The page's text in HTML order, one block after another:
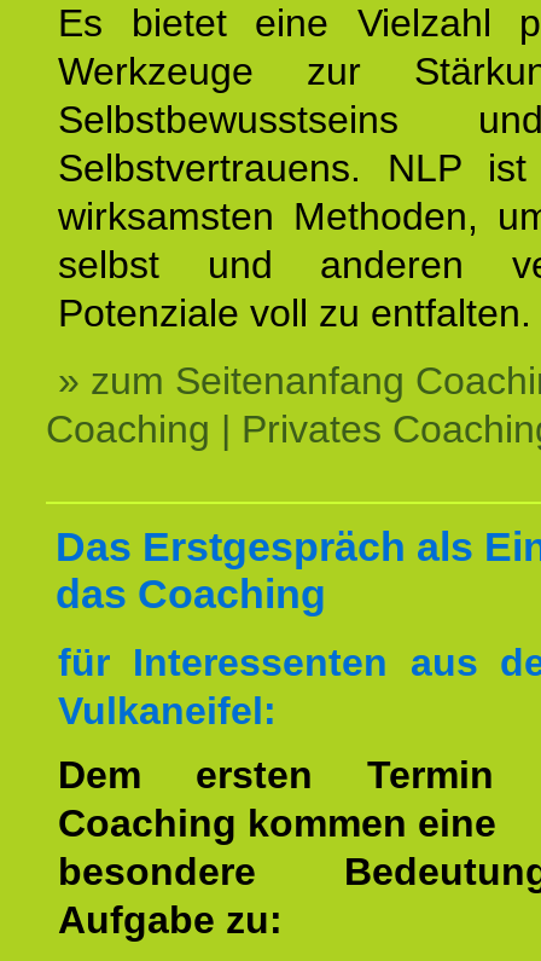
Es bietet eine Vielzahl
Werkzeuge zur
Selbstbewusstseins
Selbstvertrauens. NLP
wirksamsten Methoden,
selbst und anderen
Potenziale voll zu entfalten.
» zum Seitenanfang
Coaching | Privates
Das Erstgespräch als
das Coaching
für Interessenten aus
Vulkaneifel:
Dem ersten
Coaching kommen eine
besondere
Aufgabe zu: